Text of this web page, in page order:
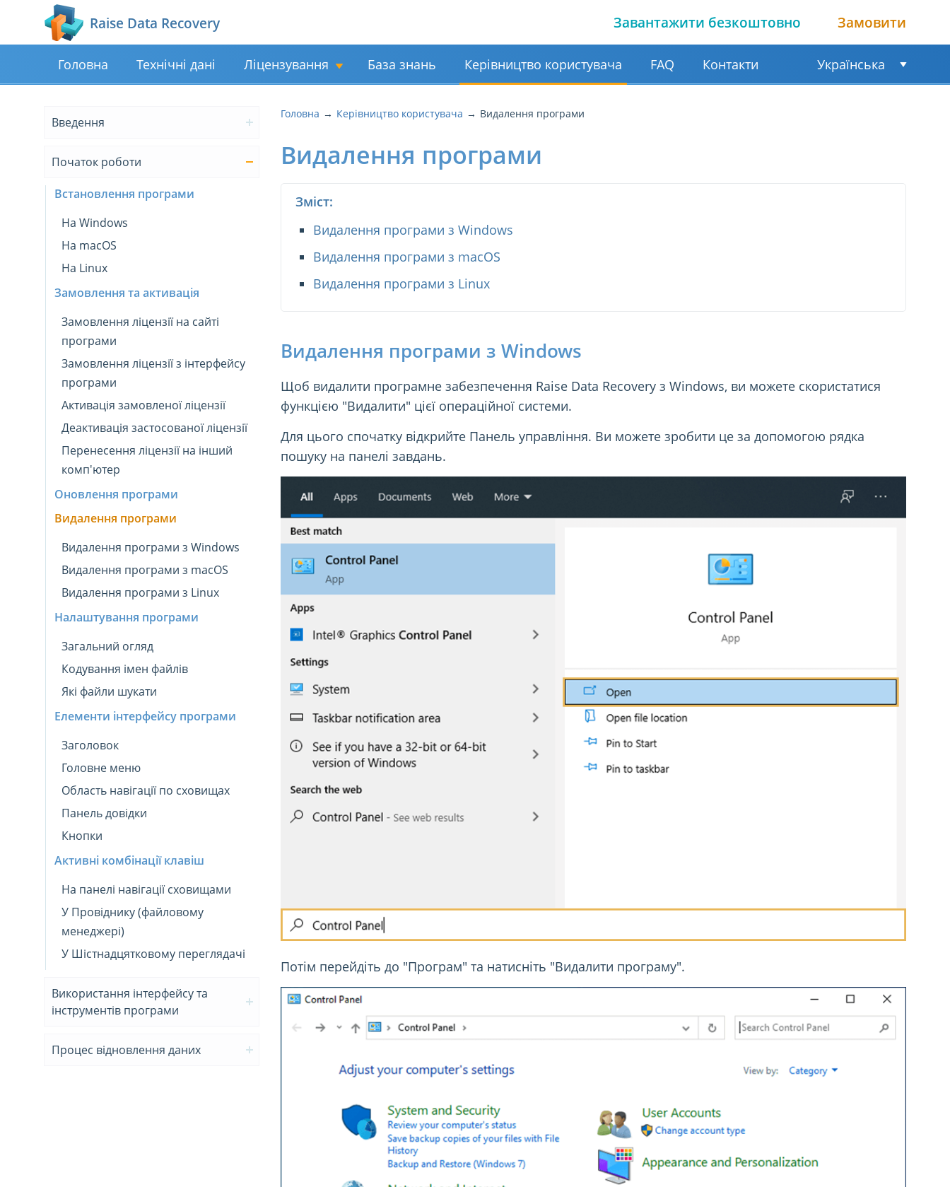
Raise Data Recovery Завантажити безкоштовно Замовити
Головна Технічні дані Ліцензування База знань Керівництво користувача FAQ Контакти Українська
Головна Керівництво користувача Видалення програми
Видалення програми
Зміст:
Видалення програми з Windows
Видалення програми з macOS
Видалення програми з Linux
Видалення програми з Windows
Щоб видалити програмне забезпечення Raise Data Recovery з Windows, ви можете скористатися
функцією "Видалити" цієї операційної системи.
Для цього спочатку відкрийте Панель управління. Ви можете зробити це за допомогою рядка
пошуку на панелі завдань.
Потім перейдіть до "Програм" та натисніть "Видалити програму".
Введення
Початок роботи
Встановлення програми
На Windows
На macOS
На Linux
Замовлення та активація
Замовлення ліцензії на сайті
програми
Замовлення ліцензії з інтерфейсу
програми
Активація замовленої ліцензії
Деактивація застосованої ліцензії
Перенесення ліцензії на інший
комп'ютер
Оновлення програми
Видалення програми
Видалення програми з Windows
Видалення програми з macOS
Видалення програми з Linux
Налаштування програми
Загальний огляд
Кодування імен файлів
Які файли шукати
Елементи інтерфейсу програми
Заголовок
Головне меню
Область навігації по сховищах
Панель довідки
Кнопки
Активні комбінації клавіш
На панелі навігації сховищами
У Провіднику (файловому
менеджері)
У Шістнадцятковому переглядачі
Використання інтерфейсу та
інструментів програми
Процес відновлення даних